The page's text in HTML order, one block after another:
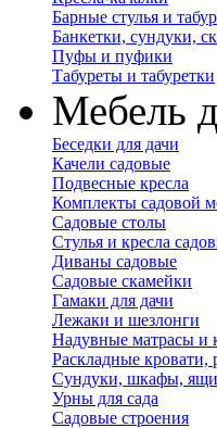
Барные стулья и
Банкетки, сундуки,
Пуфы и пуфики
Табуреты и табуретки
Мебель
Беседки для дачи
Качели садовые
Подвесные кресла
Комплекты садовой
Садовые столы
Стулья и кресла
Диваны садовые
Садовые скамейки
Гамаки для дачи
Лежаки и шезлонги
Надувные матрасы и
Раскладные кровати,
Сундуки, шкафы,
Урны для сада
Садовые строения